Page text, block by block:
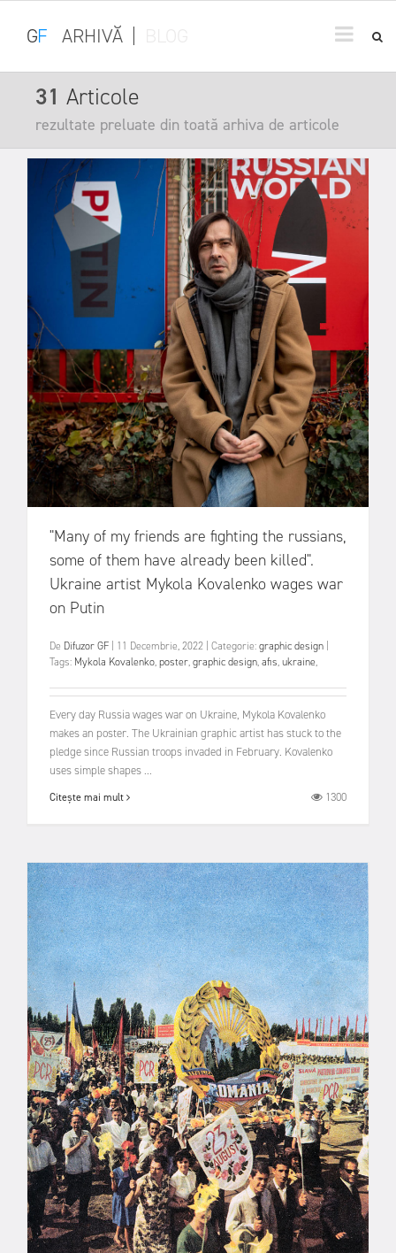
GF ARHIVĂ
31 Articole
rezultate preluate din toată arhiva de articole
"Many of my friends are fighting the russians,
some of them have already been killed".
Ukraine artist Mykola Kovalenko wages war
on Putin
De Difuzor GF 11 Decembrie, 2022 Categorie:graphic design
Tags: Mykola Kovalenko,poster,graphic design,afis,ukraine,
Every day Russia wages war on Ukraine, Mykola Kovalenko
makes an poster. The Ukrainian graphic artist has stuck to the
pledge since Russian troops invaded in February. Kovalenko
uses simple shapes ...
Citește mai mult 1300